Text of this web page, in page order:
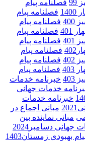
فصلنامه پیام
فصلنامه پیام
فصلنامه پیام
فصلنامه پیام
فصلنامه پیام
فصلنامه پیام
فصلنامه پیام
فصلنامه پیام
خبرنامه خدمات
خدمات جهانی
خبرنامه خدمات
مبانی اجماع در
مبانی نماینده بین
دسامبر2024
بهبودی زمستان1403